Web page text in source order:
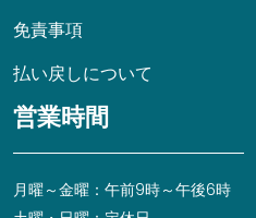
免責事項
払い戻しについて
営業時間
月曜～金曜：午前9時～午後6時